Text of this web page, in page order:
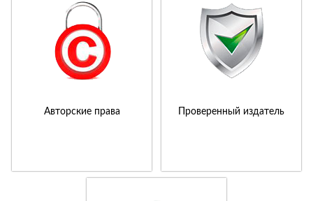
Авторские права Проверенный издатель